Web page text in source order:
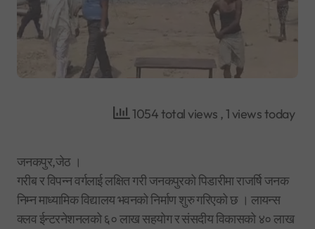
1054 total views , 1 views today
जनकपुर,जेठ ।
गरीब र विपन्न वर्गलाई लक्षित गरी जनकपुरको पिडारीमा राजर्षि जनक
निम्न माध्यामिक विद्यालय भवनको निर्माण शुरु गरिएको छ । लायन्स
क्लव ईन्टरनेशनलको ६० लाख सहयोग र संसदीय विकासको ४० लाख